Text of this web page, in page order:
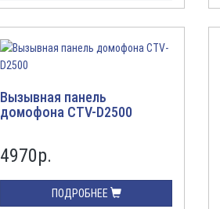
Вызывная панель
домофона CTV-D2500
4970р.
ПОДРОБНЕЕ